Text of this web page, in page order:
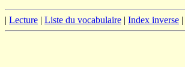
| Lecture | Liste du vocabulaire | Index inverse |